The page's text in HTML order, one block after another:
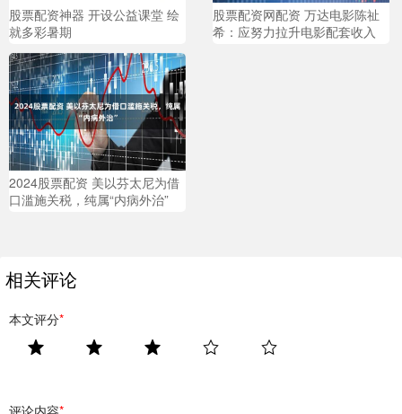
股票配资神器 开设公益课堂 绘
就多彩暑期
股票配资网配资 万达电影陈祉
希：应努力拉升电影配套收入
2024股票配资 美以芬太尼为借
口滥施关税，纯属“内病外治”
相关评论
本文评分*
评论内容*